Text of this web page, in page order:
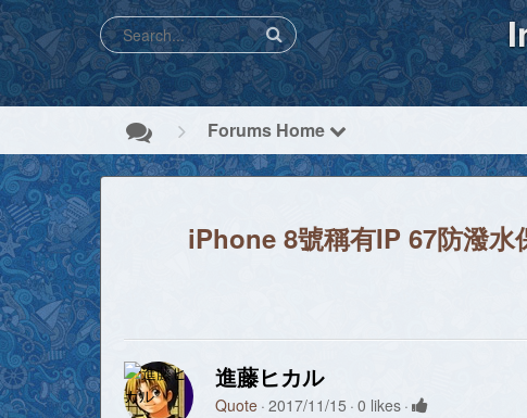
Forums Home
iPhone 8號稱有IP 67防潑水
進藤ヒカル
Quote 2017/11/15 0 likes